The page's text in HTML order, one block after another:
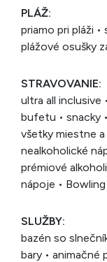
PLÁŽ:
priamo pri pláži •
plážové osušky
STRAVOVANIE:
ultra all inclusive
bufetu • snacky
všetky miestne
nealkoholické
prémiové
nápoje • Bowling
SLUŽBY:
bazén so
bary • animačné